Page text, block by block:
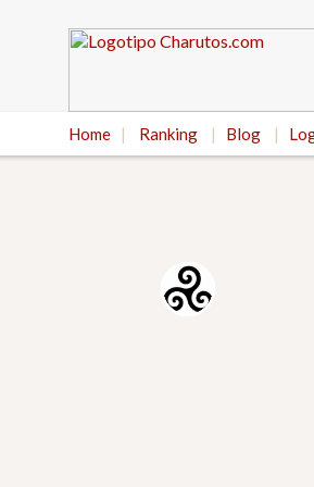
Home | Ranking | Blog |